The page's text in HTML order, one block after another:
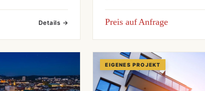
Details → Preis auf Anfrage
EIGENES PROJEKT